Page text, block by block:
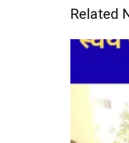
Related